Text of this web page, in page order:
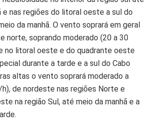
e nas regiões do litoral oeste a sul do
da manhã. O vento soprará em geral
norte, soprando moderado (20 a 30
no litoral oeste e do quadrante oeste
durante a tarde e a sul do Cabo
altas o vento soprará moderado a
de nordeste nas regiões Norte e
na região Sul, até meio da manhã e a